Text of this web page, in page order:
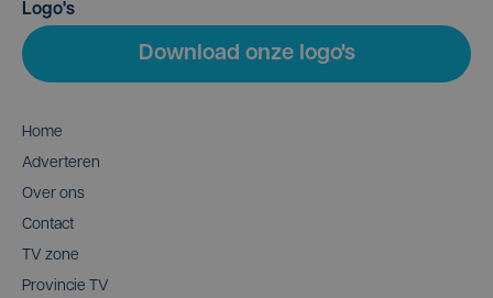
Logo's
Download onze logo's
Home
Adverteren
Over ons
Contact
TV zone
Provincie TV